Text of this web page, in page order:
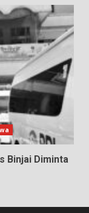
Binjai Diminta